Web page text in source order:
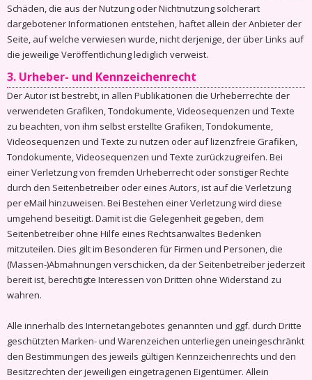
Schäden, die aus der Nutzung oder Nichtnutzung solcherart
dargebotener Informationen entstehen, haftet allein der Anbieter der
Seite, auf welche verwiesen wurde, nicht derjenige, der über Links auf
die jeweilige Veröffentlichung lediglich verweist.
3. Urheber- und Kennzeichenrecht
Der Autor ist bestrebt, in allen Publikationen die Urheberrechte der
verwendeten Grafiken, Tondokumente, Videosequenzen und Texte
zu beachten, von ihm selbst erstellte Grafiken, Tondokumente,
Videosequenzen und Texte zu nutzen oder auf lizenzfreie Grafiken,
Tondokumente, Videosequenzen und Texte zurückzugreifen. Bei
einer Verletzung von fremden Urheberrecht oder sonstiger Rechte
durch den Seitenbetreiber oder eines Autors, ist auf die Verletzung
per eMail hinzuweisen. Bei Bestehen einer Verletzung wird diese
umgehend beseitigt. Damit ist die Gelegenheit gegeben, dem
Seitenbetreiber ohne Hilfe eines Rechtsanwaltes Bedenken
mitzuteilen. Dies gilt im Besonderen für Firmen und Personen, die
(Massen-)Abmahnungen verschicken, da der Seitenbetreiber jederzeit
bereit ist, berechtigte Interessen von Dritten ohne Widerstand zu
wahren.
Alle innerhalb des Internetangebotes genannten und ggf. durch Dritte
geschützten Marken- und Warenzeichen unterliegen uneingeschränkt
den Bestimmungen des jeweils gültigen Kennzeichenrechts und den
Besitzrechten der jeweiligen eingetragenen Eigentümer. Allein